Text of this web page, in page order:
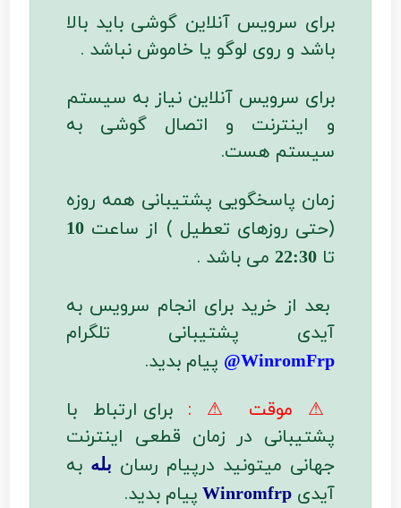
برای سرویس آنلاین گوشی باید بالا
باشد و روی لوگو یا خاموش نباشد .
برای سرویس آنلاین نیاز به سیستم
و اینترنت و اتصال گوشی به
سیستم هست.
زمان پاسخگویی پشتیبانی همه روزه
(حتی روزهای تعطیل ) از ساعت 10
تا22:30 می باشد .
بعد از خرید برای انجام سرویس به
آیدی پشتیبانی تلگرام
WinromFrp@
پیام بدید.
⚠ موقت ⚠ :برای ارتباط با
پشتیبانی در زمان قطعی اینترنت
جهانی میتونید درپیام رسان بله به
آیدیWinromfrp پیام بدید.